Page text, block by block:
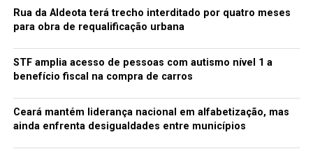
Rua da Aldeota terá trecho interditado por quatro meses
para obra de requalificação urbana
STF amplia acesso de pessoas com autismo nível 1 a
benefício fiscal na compra de carros
Ceará mantém liderança nacional em alfabetização, mas
ainda enfrenta desigualdades entre municípios